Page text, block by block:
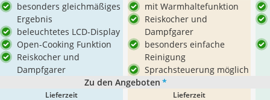
besonders gleichmäßiges
Ergebnis
beleuchtetes LCD-Display
Open-Cooking Funktion
Reiskocher und
Dampfgarer
mit Warmhaltefunktion
Reiskocher und
Dampfgarer
besonders einfache
Reinigung
Sprachsteuerung möglich
Zu den Angeboten *
Lieferzeit Lieferzeit